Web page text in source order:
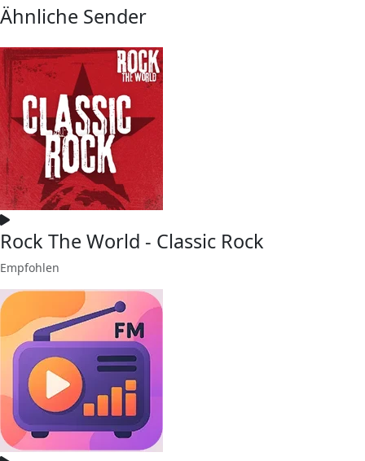
Ähnliche Sender
Rock The World - Classic Rock
Empfohlen